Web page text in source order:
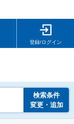
登録/ログイン
検索条件
変更・追加